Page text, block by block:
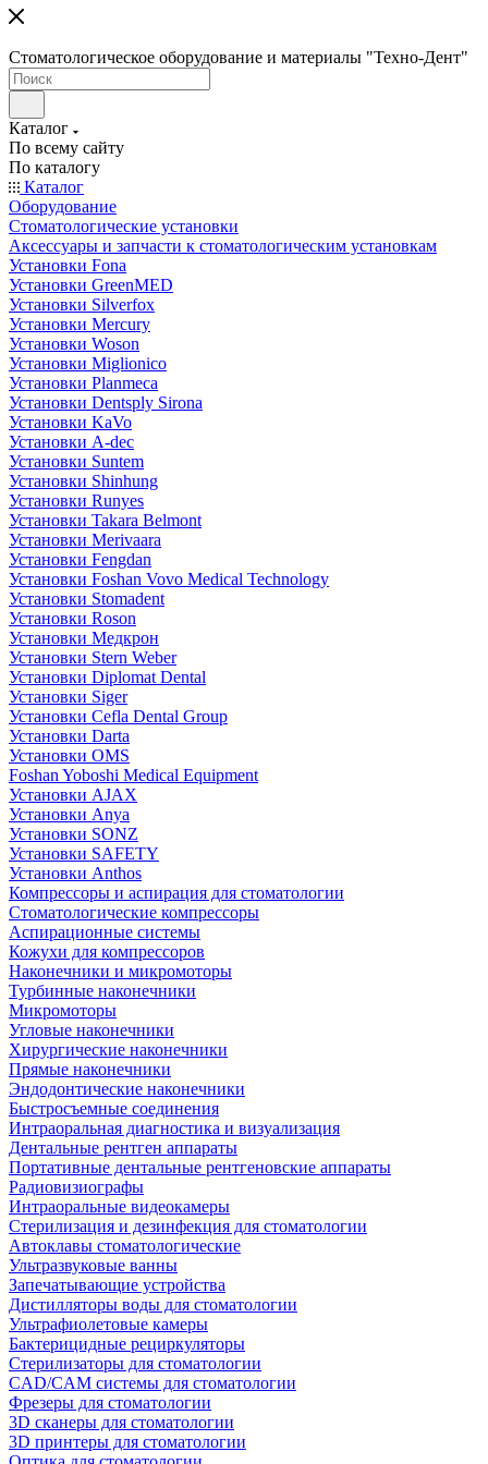
Стоматологическое оборудование и материалы "Техно-Дент"
Каталог
По всему сайту
По каталогу
Каталог
Оборудование
Стоматологические установки
Аксессуары и запчасти к стоматологическим установкам
Установки Fona
Установки GreenMED
Установки Silverfox
Установки Mercury
Установки Woson
Установки Miglionico
Установки Planmeca
Установки Dentsply Sirona
Установки KaVo
Установки A-dec
Установки Suntem
Установки Shinhung
Установки Runyes
Установки Takara Belmont
Установки Merivaara
Установки Fengdan
Установки Foshan Vovo Medical Technology
Установки Stomadent
Установки Roson
Установки Медкрон
Установки Stern Weber
Установки Diplomat Dental
Установки Siger
Установки Cefla Dental Group
Установки Darta
Установки OMS
Foshan Yoboshi Medical Equipment
Установки AJAX
Установки Anya
Установки SONZ
Установки SAFETY
Установки Anthos
Компрессоры и аспирация для стоматологии
Стоматологические компрессоры
Аспирационные системы
Кожухи для компрессоров
Наконечники и микромоторы
Турбинные наконечники
Микромоторы
Угловые наконечники
Хирургические наконечники
Прямые наконечники
Эндодонтические наконечники
Быстросъемные соединения
Интраоральная диагностика и визуализация
Дентальные рентген аппараты
Портативные дентальные рентгеновские аппараты
Радиовизиографы
Интраоральные видеокамеры
Стерилизация и дезинфекция для стоматологии
Автоклавы стоматологические
Ультразвуковые ванны
Запечатывающие устройства
Дистилляторы воды для стоматологии
Ультрафиолетовые камеры
Бактерицидные рециркуляторы
Стерилизаторы для стоматологии
CAD/CAM системы для стоматологии
Фрезеры для стоматологии
3D cканеры для стоматологии
3D принтеры для стоматологии